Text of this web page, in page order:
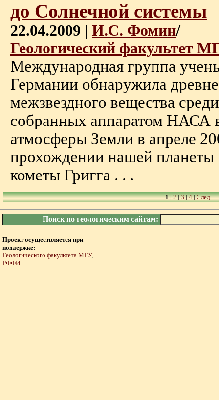
до Солнечной системы
22.04.2009 | И.С. Фомин/
Геологический факультет
Международная группа
Германии обнаружила
межзвездного вещества
собранных аппаратом НАСА
атмосферы Земли в апреле
прохождении нашей планеты
кометы Григга . . .
1|2|3|4|След.
Поиск по геологическим сайтам:
Проект осуществляется при
поддержке:
Геологического факультета МГУ,
РФФИ